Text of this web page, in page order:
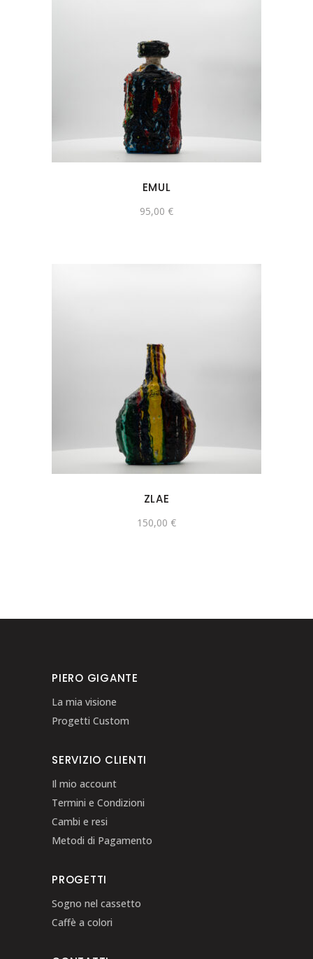
EMUL
95,00 €
ZLAE
150,00 €
PIERO GIGANTE
La mia visione
Progetti Custom
SERVIZIO CLIENTI
Il mio account
Termini e Condizioni
Cambi e resi
Metodi di Pagamento
PROGETTI
Sogno nel cassetto
Caffè a colori